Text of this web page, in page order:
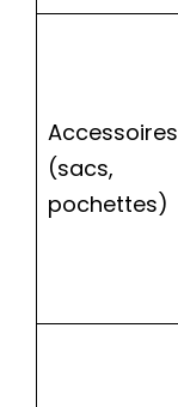
Accessoires
(sacs,
pochettes)